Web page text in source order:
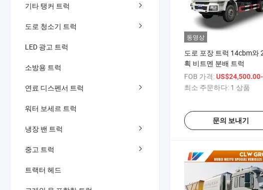
기타 탱커 트럭
도로 청소기 트럭
LED 광고 트럭
소방용 트럭
연료 디스펜서 트럭
워터 보세르 트럭
냉장 밴 트럭
중고 트럭
트랙터 헤드
동영상
도로 포장 트럭 14cbm와
획 비트멘 분배 트럭
FOB 가격:US$24,500.00-
최소 주문하다: 1 상품
문의 보내기